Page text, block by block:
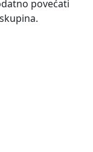
povećati